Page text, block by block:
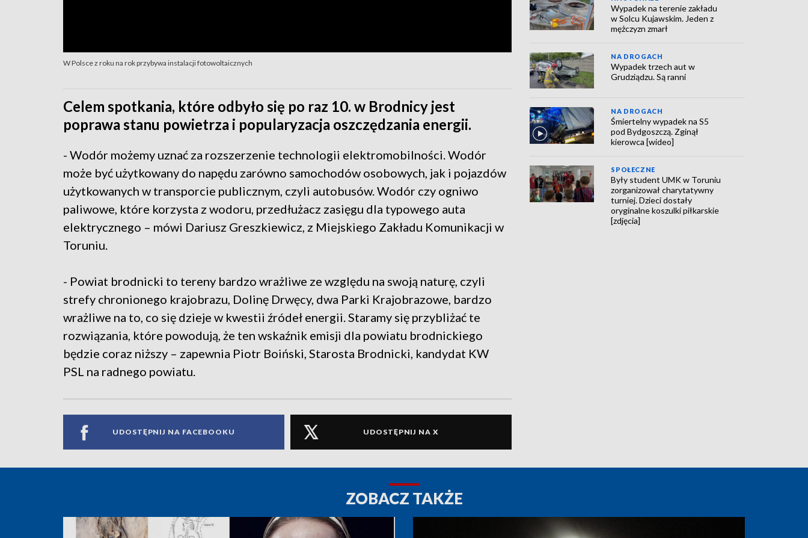
W Polsce z roku na rok przybywa instalacji fotowoltaicznych
Celem spotkania, które odbyło się po raz 10. w Brodnicy jest
poprawa stanu powietrza i popularyzacja oszczędzania energii.
- Wodór możemy uznać za rozszerzenie technologii elektromobilności. Wodór
może być użytkowany do napędu zarówno samochodów osobowych, jak i pojazdów
użytkowanych w transporcie publicznym, czyli autobusów. Wodór czy ogniwo
paliwowe, które korzysta z wodoru, przedłużacz zasięgu dla typowego auta
elektrycznego – mówi Dariusz Greszkiewicz, z Miejskiego Zakładu Komunikacji w
Toruniu.
- Powiat brodnicki to tereny bardzo wrażliwe ze względu na swoją naturę, czyli
strefy chronionego krajobrazu, Dolinę Drwęcy, dwa Parki Krajobrazowe, bardzo
wrażliwe na to, co się dzieje w kwestii źródeł energii. Staramy się przybliżać te
rozwiązania, które powodują, że ten wskaźnik emisji dla powiatu brodnickiego
będzie coraz niższy – zapewnia Piotr Boiński, Starosta Brodnicki, kandydat KW
PSL na radnego powiatu.
UDOSTĘPNIJ NA FACEBOOKU UDOSTĘPNIJ NA X
Wypadek na terenie zakładu
w Solcu Kujawskim. Jeden z
mężczyzn zmarł
NA DROGACH
Wypadek trzech aut w
Grudziądzu. Są ranni
NA DROGACH
Śmiertelny wypadek na S5
pod Bydgoszczą. Zginął
kierowca [wideo]
SPOŁECZNE
Były student UMK w Toruniu
zorganizował charytatywny
turniej. Dzieci dostały
oryginalne koszulki piłkarskie
[zdjęcia]
ZOBACZ TAKŻE